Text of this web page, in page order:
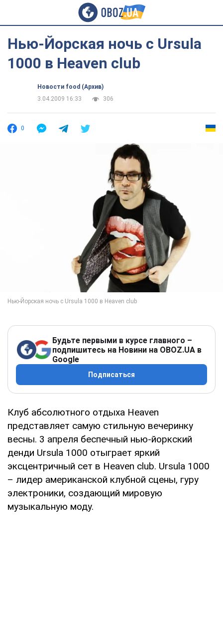
Нью-Йорская ночь с Ursula
1000 в Heaven club
Новости food (Архив)
3.04.2009 16:33
306
0
Будьте первыми в курсе главного –
подпишитесь на Новини на OBOZ.UA в
Google
Подписаться
Клуб абсолютного отдыха Heaven
представляет самую стильную вечеринку
весны. 3 апреля беспечный нью-йоркский
денди Ursula 1000 отыграет яркий
эксцентричный сет в Heaven club. Ursula 1000
– лидер американской клубной сцены, гуру
электроники, создающий мировую
музыкальную моду.